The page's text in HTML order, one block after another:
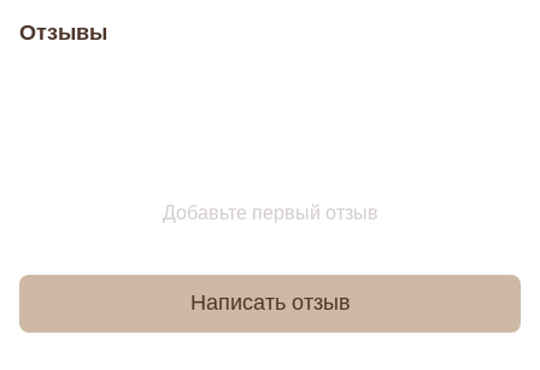
Отзывы
Добавьте первый отзыв
Написать отзыв